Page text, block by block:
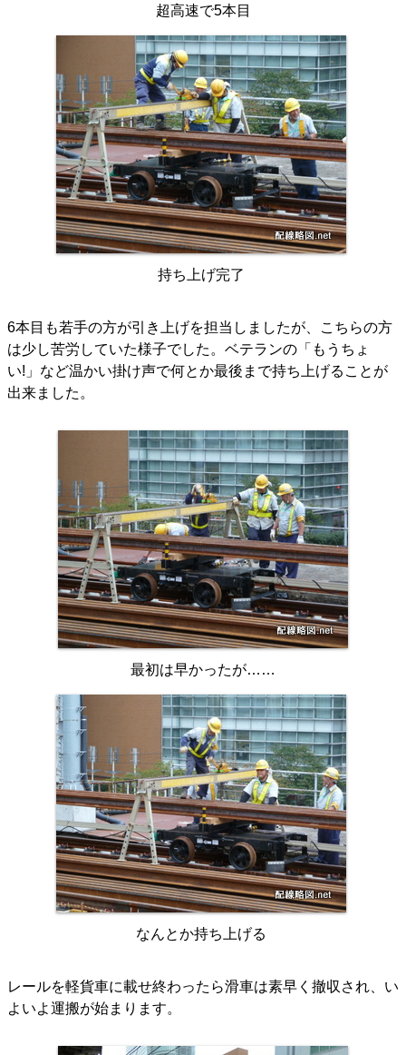
超高速で5本目
持ち上げ完了
6本目も若手の方が引き上げを担当しましたが、こちらの方
は少し苦労していた様子でした。ベテランの「もうちょ
い!」など温かい掛け声で何とか最後まで持ち上げることが
出来ました。
最初は早かったが……
なんとか持ち上げる
レールを軽貨車に載せ終わったら滑車は素早く撤収され、い
よいよ運搬が始まります。